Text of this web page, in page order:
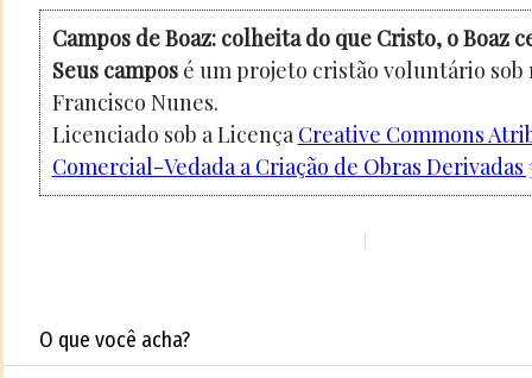
Campos de Boaz: colheita do que Cristo, o Boaz
Seus camposé um projeto cristão voluntário sob
Francisco Nunes.
Licenciado sob a Licença Creative Commons
Comercial-Vedada a Criação de Obras Derivadas
O que você acha?